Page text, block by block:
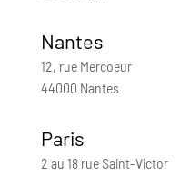
Nantes
12, rue Mercoeur
44000 Nantes
Paris
2 au 18 rue Saint-Victor